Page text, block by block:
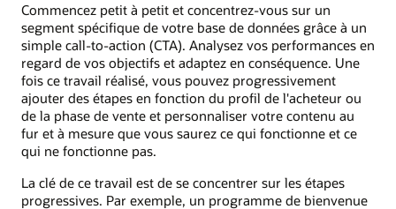
Commencez petit à petit et concentrez-vous sur un
segment spécifique de votre base de données grâce à un
simple call-to-action (CTA). Analysez vos performances en
regard de vos objectifs et adaptez en conséquence. Une
fois ce travail réalisé, vous pouvez progressivement
ajouter des étapes en fonction du profil de l'acheteur ou
de la phase de vente et personnaliser votre contenu au
fur et à mesure que vous saurez ce qui fonctionne et ce
qui ne fonctionne pas.
La clé de ce travail est de se concentrer sur les étapes
progressives. Par exemple, un programme de bienvenue